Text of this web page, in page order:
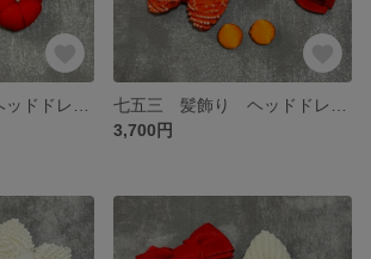
3,700円